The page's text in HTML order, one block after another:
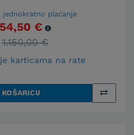
jednokratno plaćanje
€
1.150,00 €
karticama na rate
KOŠARICU